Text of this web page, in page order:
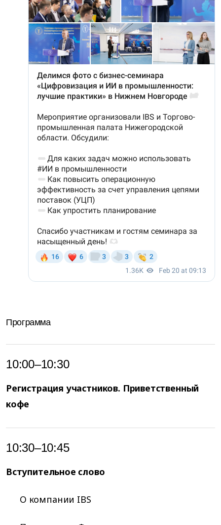
Программа
10:00–10:30
Регистрация участников. Приветственный
кофе
10:30–10:45
Вступительное слово
О компании IBS